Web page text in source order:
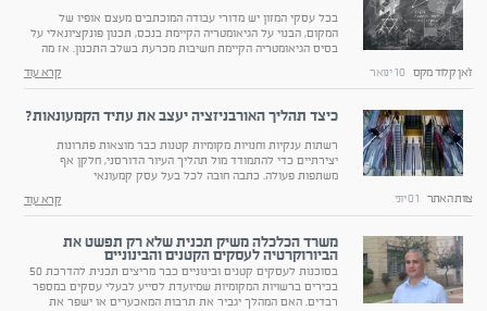
ז'אן קלוד מקס 10 ינואר
בכל עסקי המזון יש מדורי עבודה המוכתבים מעצם אופיו של
המקום, הבנוי על הגיאומטריה הקיימת בנכס, תכנון פונקציונאלי על
בסיס הגיאומטריה הקיימת חשיבות מכרעת בשלב התכנון. אז מה
קרא עוד
צוות האתר 01 יוני
כיצד תהליך האורבניזציה יעצב את עתיד הקמעונאות?
רשתות ענקיות וחנויות מקומיות קטנות כבר מוצאות פתרונות
יצירתיים כדי להתמודד מול תהליך העיור הדורסני, חלקן אף
משתפות פעולה. כתבה חובה לכל בעל עסק קמעונאי
קרא עוד
משרד הכלכלה משיק תכנית שלא רק תפשט את
הביורוקרטיה לעסקים הקטנים והבינוניים
בסוכנות לעסקים קטנים ובינוניים כבר מריצים תכנית להדרכת 50
בכירים ברשויות המקומיות שמיועדת לסייע לבעלי עסקים במספר
רבדים. האם המהלך יגביר את תרבות המאכערים או ישפר את